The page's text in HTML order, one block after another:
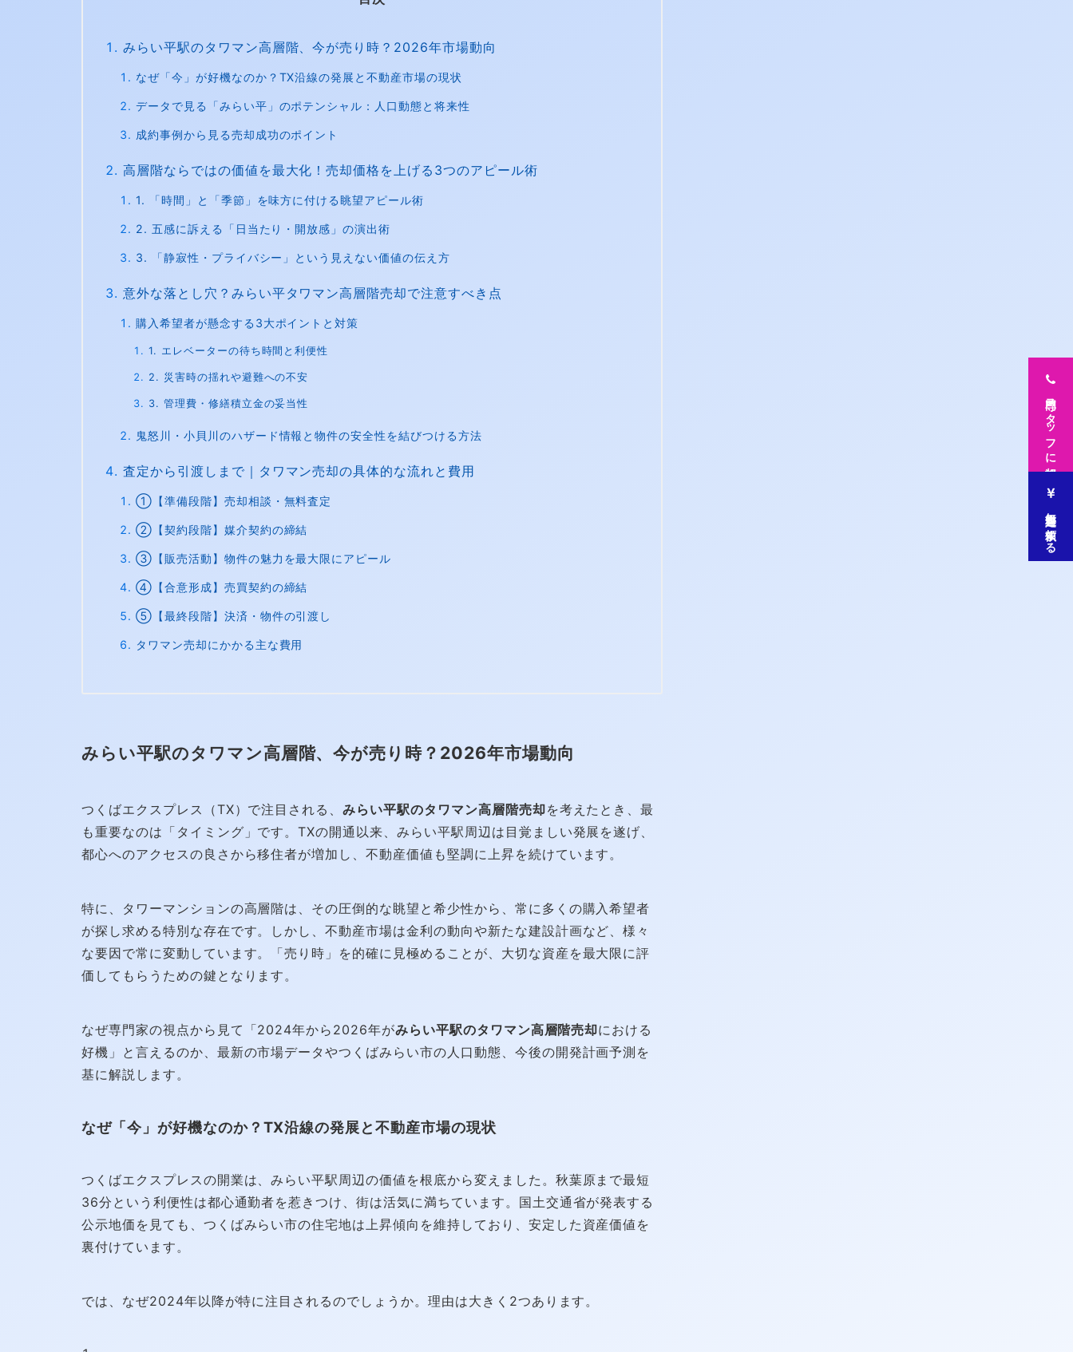
みらい平駅のタワマン高層階、今が売り時？2026年市場動向
なぜ「今」が好機なのか？TX沿線の発展と不動産市場の現状
データで見る「みらい平」のポテンシャル：人口動態と将来性
成約事例から見る売却成功のポイント
高層階ならではの価値を最大化！売却価格を上げる3つのアピール術
1. 「時間」と「季節」を味方に付ける眺望アピール術
2. 五感に訴える「日当たり・開放感」の演出術
3. 「静寂性・プライバシー」という見えない価値の伝え方
意外な落とし穴？みらい平タワマン高層階売却で注意すべき点
購入希望者が懸念する3大ポイントと対策
1. エレベーターの待ち時間と利便性
2. 災害時の揺れや避難への不安
3. 管理費・修繕積立金の妥当性
鬼怒川・小貝川のハザード情報と物件の安全性を結びつける方法
査定から引渡しまで｜タワマン売却の具体的な流れと費用
①【準備段階】売却相談・無料査定
②【契約段階】媒介契約の締結
③【販売活動】物件の魅力を最大限にアピール
④【合意形成】売買契約の締結
⑤【最終段階】決済・物件の引渡し
タワマン売却にかかる主な費用
みらい平駅のタワマン高層階、今が売り時？2026年市場動向
つくばエクスプレス（TX）で注目される、みらい平駅のタワマン高層階売却を考えたとき、最
も重要なのは「タイミング」です。TXの開通以来、みらい平駅周辺は目覚ましい発展を遂げ、
都心へのアクセスの良さから移住者が増加し、不動産価値も堅調に上昇を続けています。
特に、タワーマンションの高層階は、その圧倒的な眺望と希少性から、常に多くの購入希望者
が探し求める特別な存在です。しかし、不動産市場は金利の動向や新たな建設計画など、様々
な要因で常に変動しています。「売り時」を的確に見極めることが、大切な資産を最大限に評
価してもらうための鍵となります。
なぜ専門家の視点から見て「2024年から2026年がみらい平駅のタワマン高層階売却における
好機」と言えるのか、最新の市場データやつくばみらい市の人口動態、今後の開発計画予測を
基に解説します。
なぜ「今」が好機なのか？TX沿線の発展と不動産市場の現状
つくばエクスプレスの開業は、みらい平駅周辺の価値を根底から変えました。秋葉原まで最短
36分という利便性は都心通勤者を惹きつけ、街は活気に満ちています。国土交通省が発表する
公示地価を見ても、つくばみらい市の住宅地は上昇傾向を維持しており、安定した資産価値を
裏付けています。
では、なぜ2024年以降が特に注目されるのでしょうか。理由は大きく2つあります。
専門スタッフに相談
無料査定を依頼する